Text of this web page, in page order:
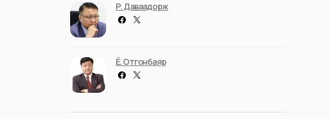
Р. Даваадорж
Ё. Отгонбаяр